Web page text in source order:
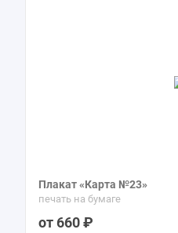
Плакат «Карта №23»
печать на бумаге
660